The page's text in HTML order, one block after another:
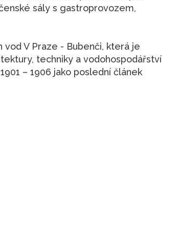
sály s gastroprovozem,
vod V Praze - Bubenči, která je
techniky a vodohospodářství
– 1906 jako poslední článek